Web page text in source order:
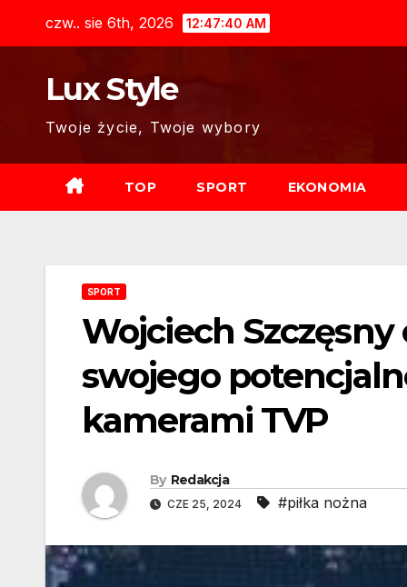
czw.. sie 6th, 2026 12:47:42 AM
Lux Style
Twoje życie, Twoje wybory
TOP SPORT EKONOMIA
SPORT
Wojciech
swojego
kamerami TVP
By Redakcja
CZE 25, 2024 #piłka nożna